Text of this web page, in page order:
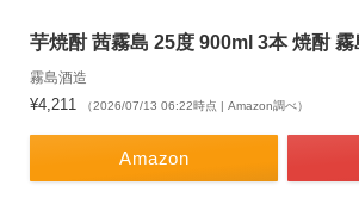
芋焼酎 茜霧島 25度 900ml 3本 焼酎 霧
霧島酒造
¥4,211 （2026/07/13 06:22時点 | Amazon調べ）
Amazon